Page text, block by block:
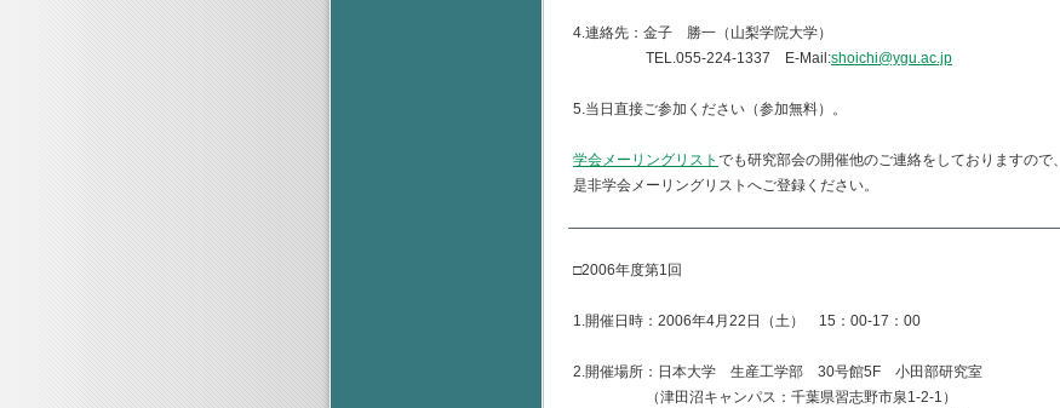
4.連絡先：金子 勝一（山梨学院大学）
TEL.055-224-1337 E-Mail:shoichi@ygu.ac.jp
5.当日直接ご参加ください（参加無料）。
学会メーリングリスト でも研究部会の開催他のご連絡をしておりますので、
是非学会メーリングリストへご登録ください。
□2006年度第1回
1.開催日時：2006年4月22日（土） 15：00-17：00
2.開催場所：日本大学 生産工学部 30号館5F 小田部研究室
（津田沼キャンパス：千葉県習志野市泉1-2-1）